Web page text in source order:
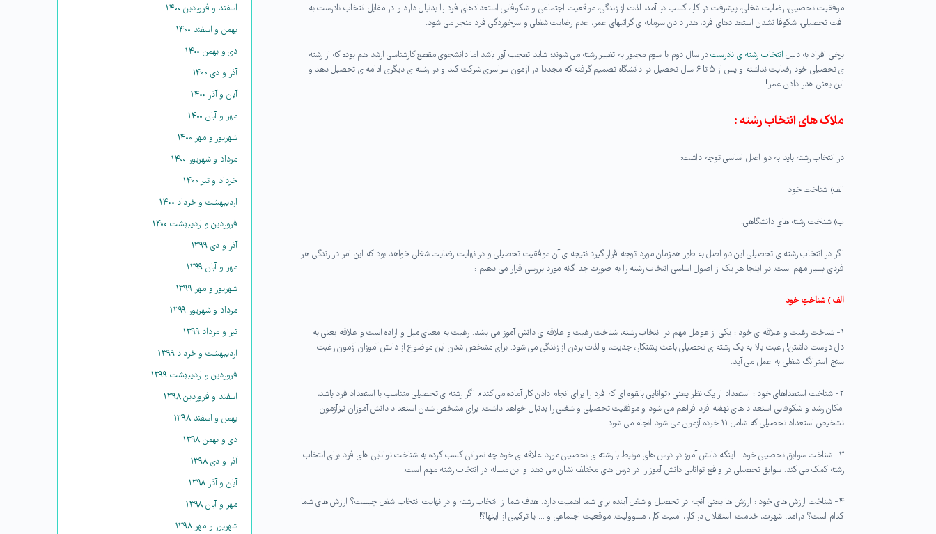
موفقیت تحصیلی، رضایت شغلی، پیشرفت در کار، کسب در آمد، لذت از زندگی، موقعیت اجتماعی و شکوفایی استعدادهای فرد را بدنبال دارد و در مقابل انتخاب نادرست به
افت تحصیلی، شکوفا نشدن استعدادهای فرد، هدر دادن سرمایه ی گرانبهای عمر، عدم رضایت شغلی و سرخوردگی فرد منجر می شود.
برخی افراد به دلیل انتخاب رشته ی نادرستدر سال دوم یا سوم مجبور به تغییر رشته می شوند؛ شاید تعجب آور باشد اما دانشجوی مقطع کارشناسی ارشد هم بوده که از رشته
ی تحصیلی خود رضایت نداشته و پس از ۵ تا ۶ سال تحصیل در دانشگاه تصمیم گرفته که مجددا در آزمون سراسری شرکت کند و در رشته ی دیگری ادامه ی تحصیل دهد و
این یعنی هدر دادن عمر!
ملاک هایانتخاب رشته:
در انتخاب رشته باید به دو اصل اساسی توجه داشت:
الف) شناخت خود
ب) شناخت رشته های دانشگاهی.
اگر در انتخاب رشته ی تحصیلی این دو اصل به طور همزمان مورد توجه قرار گیرد نتیجه ی آن موفقیت تحصیلی و در نهایت رضایت شغلی خواهد بود که این امر در زندگی هر
فردی بسیار مهم است. در اینجا هر یک از اصول اساسی انتخاب رشته را به صورت جداگانه مورد بررسی قرار می دهیم :
الف ) شناختِ خود
۱- شناخت رغبت و علاقه ی خود : یکی از عوامل مهم در انتخاب رشته، شناخت رغبت و علاقه ی دانش آموز می باشد. رغبت به معنای میل و اراده است و علاقه یعنی به
دل دوست داشتن! رغبت بالا به یک رشته ی تحصیلی باعث پشتکار، جدیت، و لذت بردن از زندگی می شود. برای مشخص شدن این موضوع از دانش آموزان آزمون رغبت
سنج استرانگ شغلی به عمل می آید.
۲- شناخت استعداهای خود : استعداد از یک نظر یعنی «توانایی بالقوه ای که فرد را برای انجام دادن کار آماده می کند». اگر رشته ی تحصیلی متناسب با استعداد فرد باشد،
امکان رشد و شکوفایی استعداد های نهفته فرد فراهم می شود و موفقیت تحصیلی و شغلی را بدنبال خواهد داشت. برای مشخص شدن استعداد دانش آموزان نیزآزمون
تشخیص استعداد تحصیلی که شامل ۱۱ خرده آزمون می شود انجام می شود.
۳- شناخت سوابق تحصیلی خود : اینکه دانش آموز در درس های مرتبط با رشته ی تحصیلی مورد علاقه ی خود چه نمراتی کسب کرده به شناخت توانایی های فرد برای انتخاب
رشته کمک می کند. سوابق تحصیلی در واقع توانایی دانش آموز را در درس های مختلف نشان می دهد و این مساله در انتخاب رشته مهم است.
۴- شناخت ارزش های خود : ارزش ها یعنی آنچه در تحصیل و شغل آینده برای شما اهمیت دارد. هدف شما از انتخاب رشته و در نهایت انتخاب شغل چیست؟ ارزش های شما
کدام است؟ درآمد، شهرت، خدمت، استقلال در کار، امنیت کار، مسوولیت، موقعیت اجتماعی و … یا ترکیبی از اینها؟!
اسفند و فروردین ۱۴۰۰
بهمن و اسفند ۱۴۰۰
دی و بهمن ۱۴۰۰
آذر و دی ۱۴۰۰
آبان و آذر ۱۴۰۰
مهر و آبان ۱۴۰۰
شهریور و مهر ۱۴۰۰
مرداد و شهریور ۱۴۰۰
خرداد و تیر ۱۴۰۰
اردیبهشت و خرداد ۱۴۰۰
فروردین و اردیبهشت ۱۴۰۰
آذر و دی ۱۳۹۹
مهر و آبان ۱۳۹۹
شهریور و مهر ۱۳۹۹
مرداد و شهریور ۱۳۹۹
تیر و مرداد ۱۳۹۹
اردیبهشت و خرداد ۱۳۹۹
فروردین و اردیبهشت ۱۳۹۹
اسفند و فروردین ۱۳۹۸
بهمن و اسفند ۱۳۹۸
دی و بهمن ۱۳۹۸
آذر و دی ۱۳۹۸
آبان و آذر ۱۳۹۸
مهر و آبان ۱۳۹۸
شهریور و مهر ۱۳۹۸